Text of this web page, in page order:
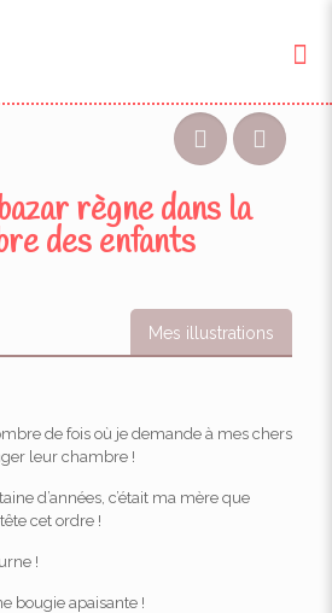
règne dans la
des enfants
Mes illustrations
de fois où je demande à mes chers
leur chambre !
d’années, c’était ma mère que
cet ordre !
!
bougie apaisante !